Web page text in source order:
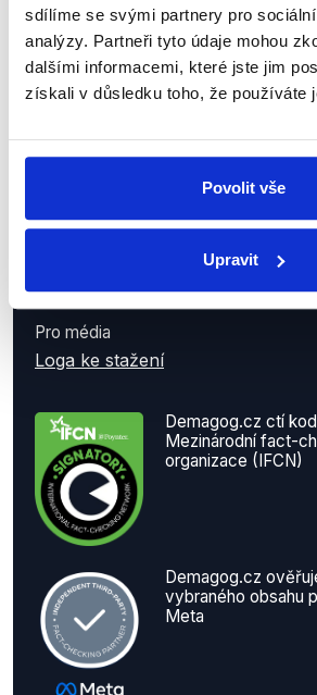
sdílíme se svými partnery pro
analýzy. Partneři tyto údaje mohou
dalšími informacemi, které jste jim
získali v důsledku toho, že používáte
Povolit vše
Upravit
Demagog.cz má transparentní
9711283001/5500 vedený u
Kontakty
Kontaktní osoba
Petr Gongala | koordinátor projektu
petr.gongala@demagog.cz
+420 775 275 177
Výtky k hodnocením, workshopy,
info@demagog.cz
Pro média
Loga ke stažení
Demagog.cz ctí
Mezinárodní fact-
organizace (IFCN)
Demagog.cz
vybraného obsahu
Meta